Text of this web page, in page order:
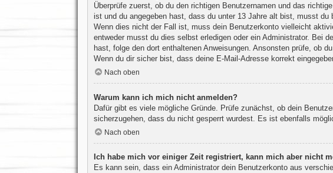
Überprüfe zuerst, ob du den richtigen Benutzernamen und das
ist und du angegeben hast, dass du unter 13 Jahre alt bist, musst du
Wenn dies nicht der Fall ist, muss dein Benutzerkonto vielleicht
entweder musst du dies selbst erledigen oder ein Administrator. Bei
hast, folge den dort enthaltenen Anweisungen. Ansonsten prüfe, ob
Wenn du dir sicher bist, dass deine E-Mail-Adresse korrekt
Nach oben
Warum kann ich mich nicht anmelden?
Dafür gibt es viele mögliche Gründe. Prüfe zunächst, ob dein
sicherzugehen, dass du nicht gesperrt wurdest. Es ist ebenfalls
Nach oben
Ich habe mich vor einiger Zeit registriert, kann mich aber nicht
Es kann sein, dass ein Administrator dein Benutzerkonto aus